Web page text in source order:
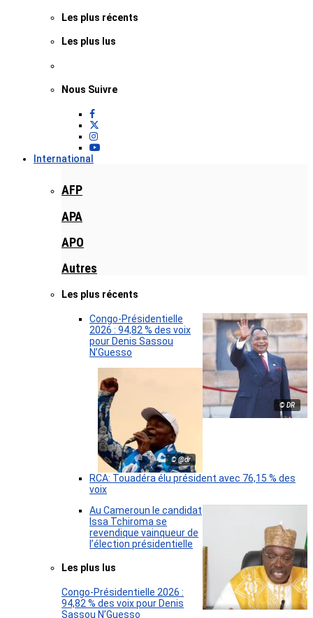
Les plus récents
Les plus lus
Nous Suivre
International
AFP
APA
APO
Autres
Les plus récents
© DR
Congo-Présidentielle
2026 : 94,82 % des voix
pour Denis Sassou
N’Guesso
© @dr
RCA: Touadéra élu président avec 76,15 % des
voix
Au Cameroun le candidat
Issa Tchiroma se
revendique vainqueur de
l’élection présidentielle
Les plus lus
Congo-Présidentielle 2026 :
94,82 % des voix pour Denis
Sassou N’Guesso